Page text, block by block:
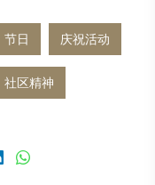
节日 庆祝活动
社区精神